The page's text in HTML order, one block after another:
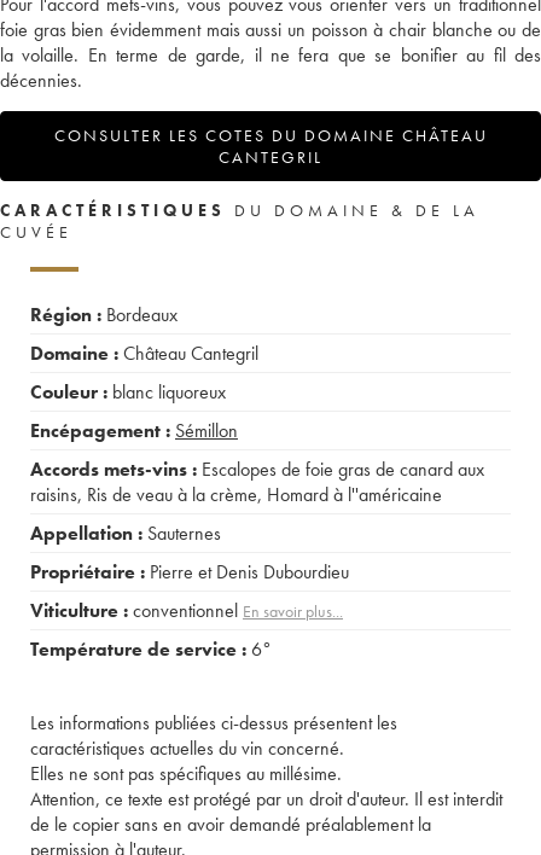
foie gras bien évidemment mais aussi un poisson à chair blanche ou de
la volaille. En terme de garde, il ne fera que se bonifier au fil des
décennies.
CONSULTER LES COTES DU DOMAINE CHÂTEAU
CANTEGRIL
CARACTÉRISTIQUES
DU DOMAINE & DE LA
CUVÉE
Région : Bordeaux
Domaine :Château Cantegril
Couleur : blanc liquoreux
Encépagement : Sémillon
Accords mets-vins : Escalopes de foie gras de canard aux
raisins, Ris de veau à la crème, Homard à l''américaine
Appellation : Sauternes
Propriétaire : Pierre et Denis Dubourdieu
Viticulture :conventionnel En savoir plus...
Température de service : 6°
Les informations publiées ci-dessus présentent les
caractéristiques actuelles du vin concerné.
Elles ne sont pas spécifiques au millésime.
Attention, ce texte est protégé par un droit d'auteur. Il est interdit
de le copier sans en avoir demandé préalablement la
permission à l'auteur.